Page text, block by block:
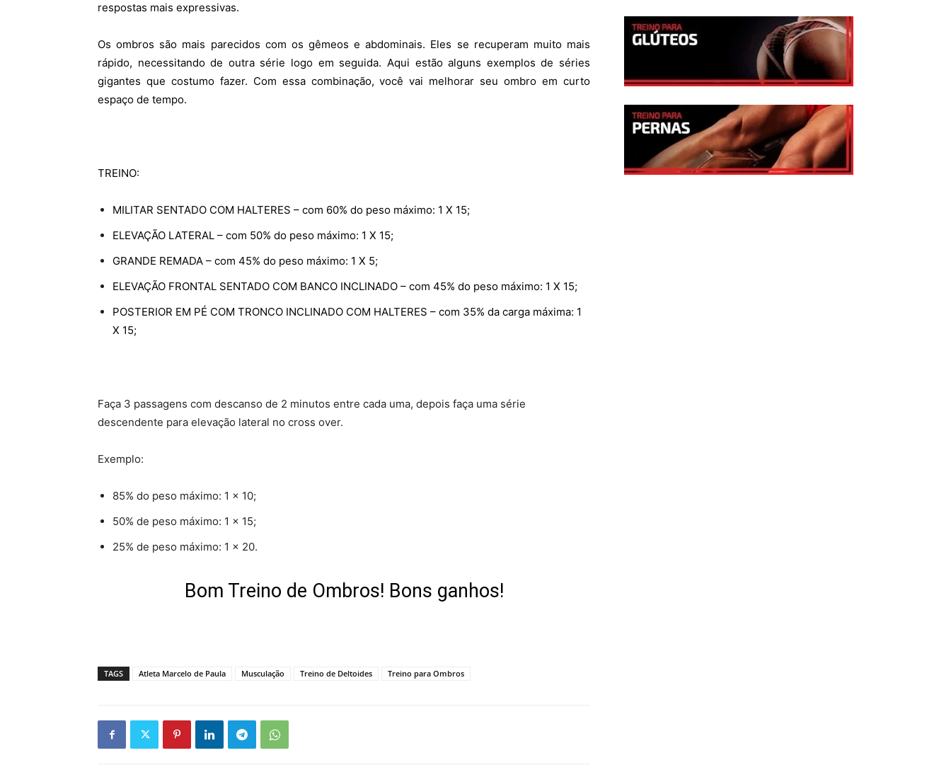
respostas mais expressivas.
Os ombros são mais parecidos com os gêmeos e abdominais. Eles se recuperam muito mais
rápido, necessitando de outra série logo em seguida. Aqui estão alguns exemplos de séries
gigantes que costumo fazer. Com essa combinação, você vai melhorar seu ombro em curto
espaço de tempo.
TREINO:
MILITAR SENTADO COM HALTERES – com 60% do peso máximo: 1 X 15;
ELEVAÇÃO LATERAL – com 50% do peso máximo: 1 X 15;
GRANDE REMADA – com 45% do peso máximo: 1 X 5;
ELEVAÇÃO FRONTAL SENTADO COM BANCO INCLINADO – com 45% do peso máximo: 1 X 15;
POSTERIOR EM PÉ COM TRONCO INCLINADO COM HALTERES – com 35% da carga máxima: 1
X 15;
Faça 3 passagens com descanso de 2 minutos entre cada uma, depois faça uma série
descendente para elevação lateral no cross over.
Exemplo:
85% do peso máximo: 1 x 10;
50% de peso máximo: 1 x 15;
25% de peso máximo: 1 x 20.
Bom Treino de Ombros! Bons ganhos!
TAGS Atleta Marcelo de Paula Musculação Treino de Deltoides Treino para Ombros